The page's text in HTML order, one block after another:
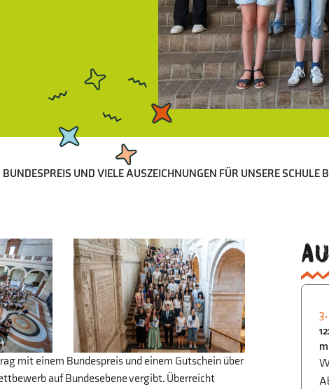
BUNDESPREIS UND VIELE AUSZEICHNUNGEN FÜR UNSERE
mit einem Bundespreis und einem Gutschein über
auf Bundesebene vergibt. Überreicht